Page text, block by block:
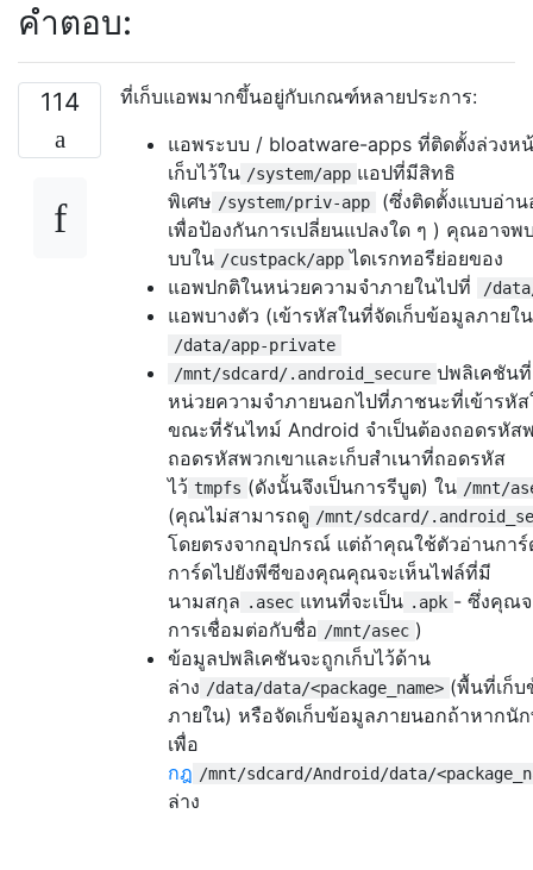
คำตอบ:
114
ที่เก็บแอพมากขึ้นอยู่กับเกณฑ์หลายประการ:
แอพระบบ / bloatware-apps ที่ติดตั้งล่วงห
เก็บไว้ใน /system/app แอปที่มีสิทธิ
พิเศษ /system/priv-app
(ซึ่งติดตั้งแบบอ่าน
เพื่อป้องกันการเปลี่ยนแปลงใด ๆ ) คุณอาจพ
บบใน /custpack/app ไดเรกทอรีย่อยของ
แอพปกติในหน่วยความจำภายในไปที่
/
แอพบางตัว (เข้ารหัสในที่จัดเก็บข้อมูลภายใ
/data/app-private
/mnt/sdcard/.android_secure ปพลิเคชันที่
หน่วยความจำภายนอกไปที่ภาชนะที่เข้ารหั
ขณะที่รันไทม์ Android จำเป็นต้องถอดรหัส
ถอดรหัสพวกเขาและเก็บสำเนาที่ถอดรหัส
ไว้ tmpfs (ดังนั้นจึงเป็นการรีบูต) ใน /mnt/
(คุณไม่สามารถดู /mnt/sdcard/
โดยตรงจากอุปกรณ์ แต่ถ้าคุณใช้ตัวอ่านกา
การ์ดไปยังพีซีของคุณคุณจะเห็นไฟล์ที่มี
นามสกุล .asec แทนที่จะเป็น .apk - ซึ่งคุณจ
การเชื่อมต่อกับชื่อ /mnt/asec )
ข้อมูลปพลิเคชันจะถูกเก็บไว้ด้าน
ล่าง /data/data/<package_name> (พื้นที่เก็
ภายใน) หรือจัดเก็บข้อมูลภายนอกถ้าหากนั
เพื่อ
กฎ /mnt/sdcard/Android/data/
ล่าง